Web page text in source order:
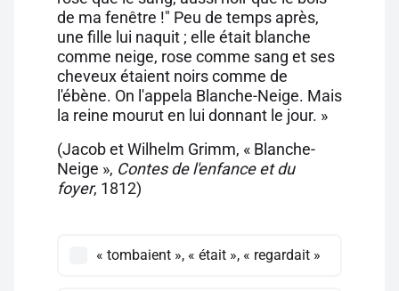
de ma fenêtre !" Peu de temps après,
une fille lui naquit ; elle était blanche
comme neige, rose comme sang et ses
cheveux étaient noirs comme de
l'ébène. On l'appela Blanche-Neige. Mais
la reine mourut en lui donnant le jour. »
(Jacob et Wilhelm Grimm, « Blanche-
Neige », Contes de l'enfance et du
foyer, 1812)
« tombaient », « était », « regardait »